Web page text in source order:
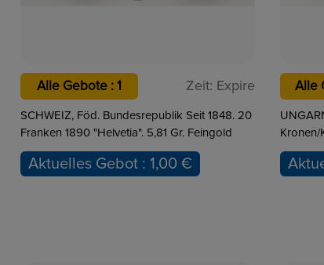
Alle Gebote : 5 Zeit: Expire
UNGARN, Franz Joseph König 1848-1918. 10
Kronen/Korona 1902 KB. 3,05g Feingold
Aktuelles Gebot : 367,00 €
Alle
1848-
Feingold